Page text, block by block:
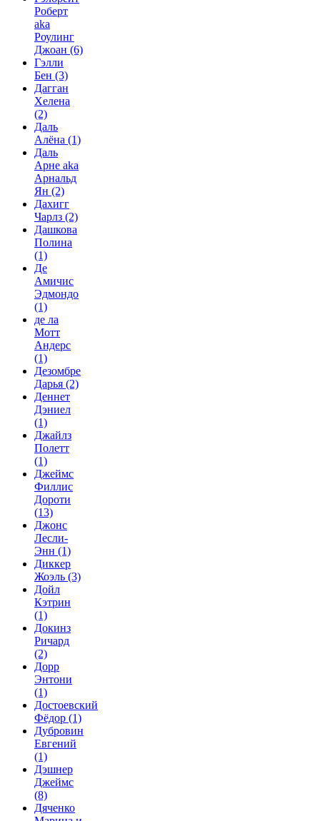
Роберт
aka
Роулинг
Джоан (6)
Гэлли
Бен (3)
Дагган
Хелена
(2)
Даль
Алёна (1)
Даль
Арне aka
Арнальд
Ян (2)
Дахигг
Чарлз (2)
Дашкова
Полина
(1)
Де
Амичис
Эдмондо
(1)
де ла
Мотт
Андерс
(1)
Дезомбре
Дарья (2)
Деннет
Дэниел
(1)
Джайлз
Полетт
(1)
Джеймс
Филлис
Дороти
(13)
Джонс
Лесли-
Энн (1)
Диккер
Жоэль (3)
Дойл
Кэтрин
(1)
Докинз
Ричард
(2)
Дорр
Энтони
(1)
Достоевский
Фёдор (1)
Дубровин
Евгений
(1)
Дэшнер
Джеймс
(8)
Дяченко